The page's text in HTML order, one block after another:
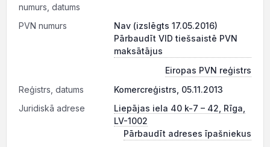
numurs, datums
PVN numurs
Nav (izslēgts 17.05.2016)
Pārbaudīt VID tiešsaistē PVN
maksātājus
Eiropas PVN reģistrs
Reģistrs, datums
Komercreģistrs, 05.11.2013
Juridiskā adrese
Liepājas iela 40 k-7 – 42, Rīga,
LV-1002
Pārbaudīt adreses īpašniekus